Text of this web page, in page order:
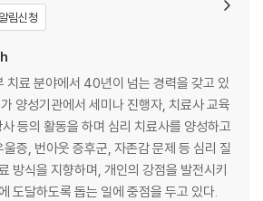
구의 충족
본욕구
끼리
림신청
치료 분야에서 40년이 넘는 경력을 갖고 있
양성기관에서 세미나 진행자, 치료사 교육
등의 활동을 하며 심리 치료사를 양성하고
증, 번아웃 증후군, 자존감 문제 등 심리 질
방식을 지향하며, 개인의 강점을 발전시키
도달하도록 돕는 일에 중점을 두고 있다.